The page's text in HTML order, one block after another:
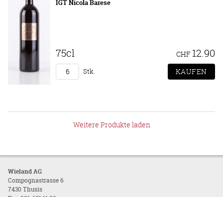
IGT Nicola Barese
75cl CHF 12.90
Stk.
Weitere Produkte laden
Wieland AG
Compognastrasse 6
7430 Thusis